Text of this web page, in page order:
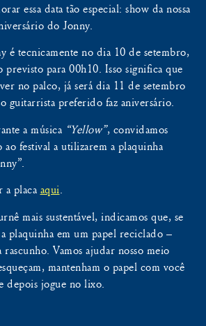
essa data tão especial: show da nossa
do Jonny.
é tecnicamente no dia 10 de setembro,
para 00h10. Isso significa que
no palco, já será dia 11 de setembro
guitarrista preferido faz aniversário.
a música “Yellow”, convidamos
ao festival a utilizarem a plaquinha
placa aqui.
mais sustentável, indicamos que, se
plaquinha em um papel reciclado –
Vamos ajudar nosso meio
mantenham o papel com você
depois jogue no lixo.